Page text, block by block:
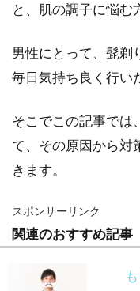
と、肌の調子に悩む
男性にとって、髭剃
毎日気持ち良く行い
そこでこの記事では
て、その原因から対
きます。
スポンサーリンク
関連のおすすめ記事